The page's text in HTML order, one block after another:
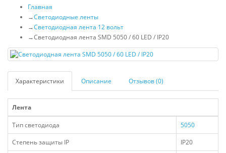
Главная
→Светодиодные ленты
→Светодиодная лента 12 вольт
→Светодиодная лента SMD 5050 / 60 LED / IP20
Характеристики Описание Отзывов (0)
Лента
Тип светодиода
5050
Степень защиты IP
IP20